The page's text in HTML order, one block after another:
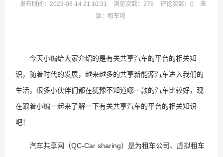
发布时间：2023-08-14 21:10:31 浏览次数：276 评论次数：0
来
源：租车啦
今天小编给大家介绍的是有关共享汽车的平台的相关知
识，随着时代的发展，越来越多的共享新能源汽车进入我们的
生活，很多小伙伴们都在犹豫不知道哪一款的汽车比较好，现
在跟着小编一起来了解一下有关共享汽车的平台的相关知识
吧！
汽车共享网（QC-Car sharing）是为租车公司、虚拟租车